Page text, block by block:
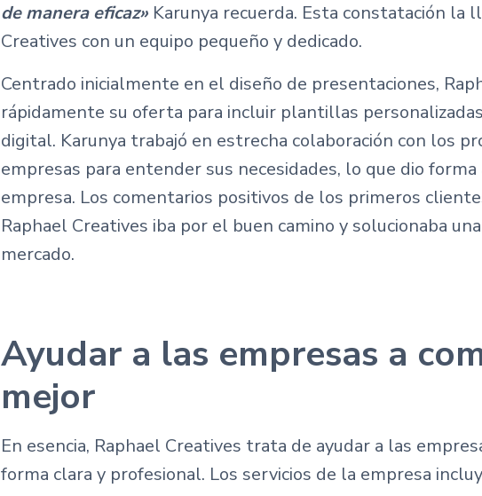
de manera eficaz» Karunya recuerda. Esta constatación la
Creatives con un equipo pequeño y dedicado.
Centrado inicialmente en el diseño de presentaciones,
rápidamente su oferta para incluir plantillas
digital. Karunya trabajó en estrecha colaboración con los
empresas para entender sus necesidades, lo que dio forma
empresa. Los comentarios positivos de los primeros
Raphael Creatives iba por el buen camino y solucionaba
mercado.
Ayudar a las empresas a
mejor
En esencia, Raphael Creatives trata de ayudar a las
forma clara y profesional. Los servicios de la empresa